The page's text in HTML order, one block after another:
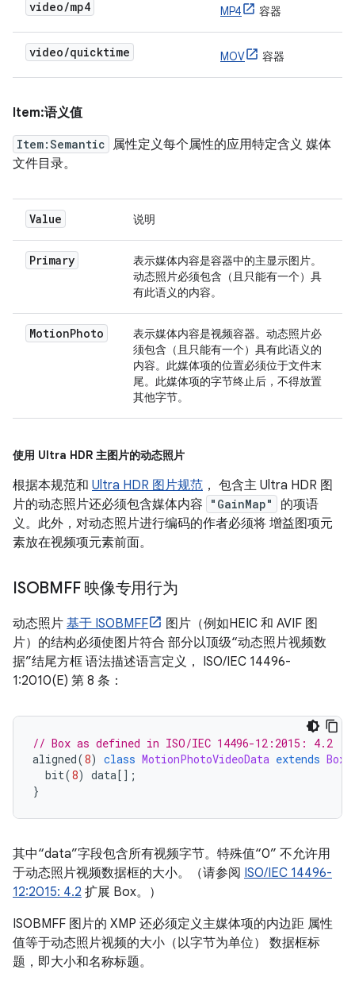
video/mp4 MP4 容器
video/quicktime MOV 容器
Item:语义值
Item:Semantic 属性定义每个属性的应用特定含义 媒体
文件目录。
Value 说明
Primary
表示媒体内容是容器中的主显示图片。
动态照片必须包含（且只能有一个）具
有此语义的内容。
MotionPhoto
表示媒体内容是视频容器。动态照片必
须包含（且只能有一个）具有此语义的
内容。此媒体项的位置必须位于文件末
尾。此媒体项的字节终止后，不得放置
其他字节。
使用 Ultra HDR 主图片的动态照片
根据本规范和 Ultra HDR 图片规范 ， 包含主 Ultra HDR 图
片的动态照片还必须包含媒体内容
"GainMap"
的项语
义。此外，对动态照片进行编码的作者必须将 增益图项元
素放在视频项元素前面。
ISOBMFF 映像专用行为
动态照片 基于 ISOBMFF
图片（例如HEIC 和 AVIF 图
片）的结构必须使图片符合 部分以顶级“动态照片视频数
据”结尾方框 语法描述语言定义， ISO/IEC 14496-
1:2010(E) 第 8 条：
// Box as defined in ISO/IEC 14496-12:2015: 4.2
aligned(8) class MotionPhotoVideoData extends Box
bit(8) data[] ;
}
其中“data”字段包含所有视频字节。特殊值“0” 不允许用
于动态照片视频数据框的大小。（请参阅 ISO/IEC 14496-
12:2015: 4.2 扩展 Box。）
ISOBMFF 图片的 XMP 还必须定义主媒体项的内边距 属性
值等于动态照片视频的大小（以字节为单位） 数据框标
题，即大小和名称标题。